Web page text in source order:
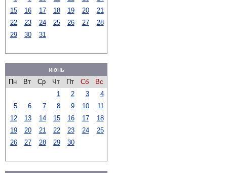
15
16 17 18 19 20
21
22
23 24 25 26 27
28
29
30 31
июнь
Пн
Вт Ср Чт Пт Сб
Вс
1
2 3
4
5
6 7 8 9 10
11
12
13 14 15 16 17
18
19
20 21 22 23 24
25
26
27 28 29 30